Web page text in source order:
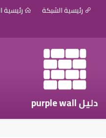
رئيسية الشبكة
دليل purple wall